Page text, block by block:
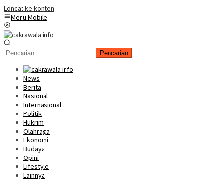
Loncat ke konten
Menu Mobile
Pencarian
News
Berita
Nasional
Internasional
Politik
Hukrim
Olahraga
Ekonomi
Budaya
Opini
Lifestyle
Lainnya